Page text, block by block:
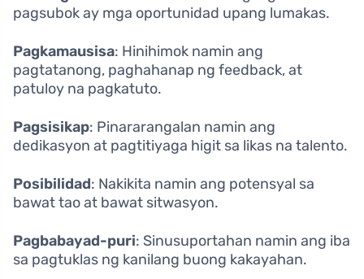
pagsubok ay mga oportunidad upang lumakas.
Pagkamausisa: Hinihimok namin ang
pagtatanong, paghahanap ng feedback, at
patuloy na pagkatuto.
Pagsisikap: Pinararangalan namin ang
dedikasyon at pagtitiyaga higit sa likas na talento.
Posibilidad: Nakikita namin ang potensyal sa
bawat tao at bawat sitwasyon.
Pagbabayad-puri: Sinusuportahan namin ang iba
sa pagtuklas ng kanilang buong kakayahan.